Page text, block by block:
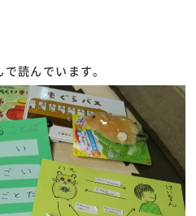
読んでいます。